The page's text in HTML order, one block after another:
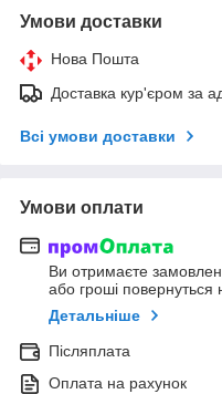
Умови доставки
Нова Пошта
Доставка кур'єром за
Всі умови доставки
Умови оплати
Ви отримаєте
або гроші повернуться
Детальніше
Післяплата
Оплата на рахунок